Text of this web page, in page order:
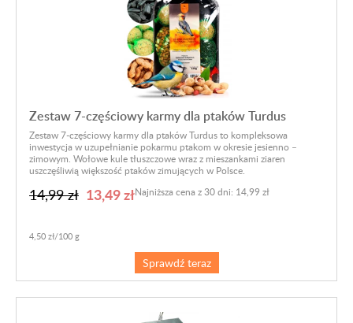
Zestaw 7-częściowy karmy dla ptaków Turdus
Zestaw 7-częściowy karmy dla ptaków Turdus to kompleksowa
inwestycja w uzupełnianie pokarmu ptakom w okresie jesienno –
zimowym. Wołowe kule tłuszczowe wraz z mieszankami ziaren
uszczęśliwią większość ptaków zimujących w Polsce.
14,99 zł 13,49 zł
4,50 zł/100 g
Najniższa cena z 30 dni: 14,99 zł
Sprawdź teraz